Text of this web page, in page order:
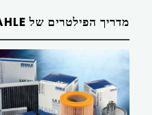
מדריך הפילטרים של MAHLE